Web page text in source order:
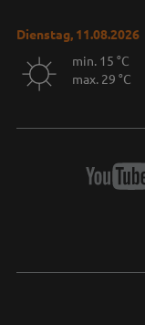
Dienstag, 11.08.2026
min. 15 °C
max. 29 °C